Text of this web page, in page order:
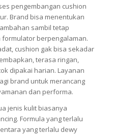
pengembangan cushion
Brand bisa menentukan
sambil tetap
berpengalaman.
cushion gak bisa sekadar
terasa ringan,
dipakai harian. Layanan
brand untuk merancang
dan performa.
jenis kulit biasanya
Formula yang terlalu
yang terlalu dewy